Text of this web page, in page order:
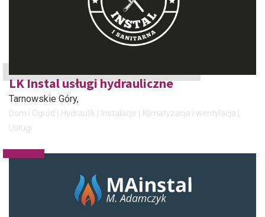
LK Instal usługi hydrauliczne
Tarnowskie Góry,
Dom i Ogród Hydraulik Instalacje
Klimatyzacja i wentylacja
Usługi